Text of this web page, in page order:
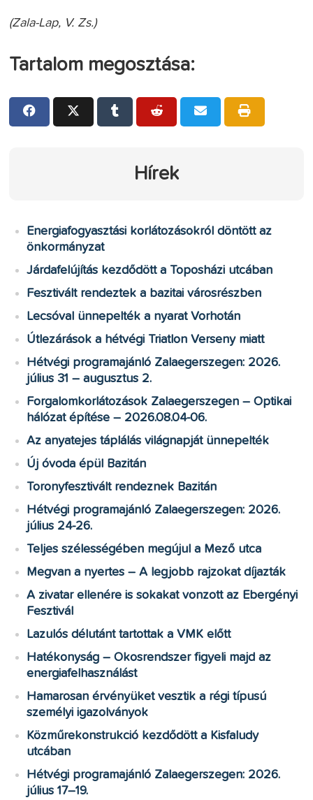
(Zala-Lap, V. Zs.)
Tartalom megosztása:
Hírek
Energiafogyasztási korlátozásokról döntött az
önkormányzat
Járdafelújítás kezdődött a Toposházi utcában
Fesztivált rendeztek a bazitai városrészben
Lecsóval ünnepelték a nyarat Vorhotán
Útlezárások a hétvégi Triatlon Verseny miatt
Hétvégi programajánló Zalaegerszegen: 2026.
július 31 – augusztus 2.
Forgalomkorlátozások Zalaegerszegen – Optikai
hálózat építése – 2026.08.04-06.
Az anyatejes táplálás világnapját ünnepelték
Új óvoda épül Bazitán
Toronyfesztivált rendeznek Bazitán
Hétvégi programajánló Zalaegerszegen: 2026.
július 24-26.
Teljes szélességében megújul a Mező utca
Megvan a nyertes – A legjobb rajzokat díjazták
A zivatar ellenére is sokakat vonzott az Ebergényi
Fesztivál
Lazulós délutánt tartottak a VMK előtt
Hatékonyság – Okosrendszer figyeli majd az
energiafelhasználást
Hamarosan érvényüket vesztik a régi típusú
személyi igazolványok
Közműrekonstrukció kezdődött a Kisfaludy
utcában
Hétvégi programajánló Zalaegerszegen: 2026.
július 17–19.